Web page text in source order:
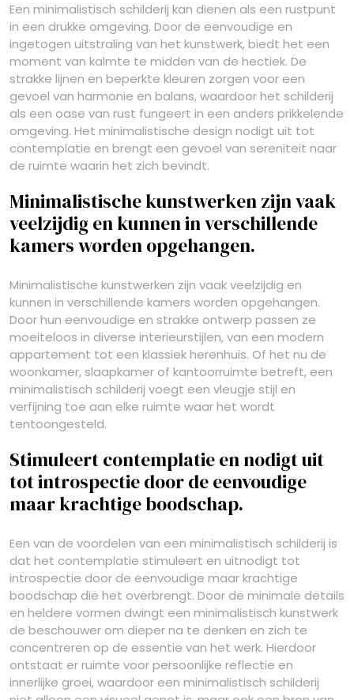
Een minimalistisch schilderij kan dienen als een rustpunt
in een drukke omgeving. Door de eenvoudige en
ingetogen uitstraling van het kunstwerk, biedt het een
moment van kalmte te midden van de hectiek. De
strakke lijnen en beperkte kleuren zorgen voor een
gevoel van harmonie en balans, waardoor het schilderij
als een oase van rust fungeert in een anders prikkelende
omgeving. Het minimalistische design nodigt uit tot
contemplatie en brengt een gevoel van sereniteit naar
de ruimte waarin het zich bevindt.
Minimalistische kunstwerken zijn vaak
veelzijdig en kunnen in verschillende
kamers worden opgehangen.
Minimalistische kunstwerken zijn vaak veelzijdig en
kunnen in verschillende kamers worden opgehangen.
Door hun eenvoudige en strakke ontwerp passen ze
moeiteloos in diverse interieurstijlen, van een modern
appartement tot een klassiek herenhuis. Of het nu de
woonkamer, slaapkamer of kantoorruimte betreft, een
minimalistisch schilderij voegt een vleugje stijl en
verfijning toe aan elke ruimte waar het wordt
tentoongesteld.
Stimuleert contemplatie en nodigt uit
tot introspectie door de eenvoudige
maar krachtige boodschap.
Een van de voordelen van een minimalistisch schilderij is
dat het contemplatie stimuleert en uitnodigt tot
introspectie door de eenvoudige maar krachtige
boodschap die het overbrengt. Door de minimale details
en heldere vormen dwingt een minimalistisch kunstwerk
de beschouwer om dieper na te denken en zich te
concentreren op de essentie van het werk. Hierdoor
ontstaat er ruimte voor persoonlijke reflectie en
innerlijke groei, waardoor een minimalistisch schilderij